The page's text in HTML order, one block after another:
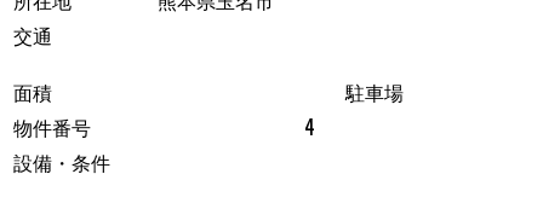
交通
面積
駐車場
物件番号
4
設備・条件